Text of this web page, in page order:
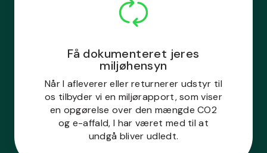
Få dokumenteret jeres
miljøhensyn
Når I afleverer eller returnerer udstyr til
os tilbyder vi en miljørapport, som viser
en opgørelse over den mængde CO2
og e-affald, I har været med til at
undgå bliver udledt.